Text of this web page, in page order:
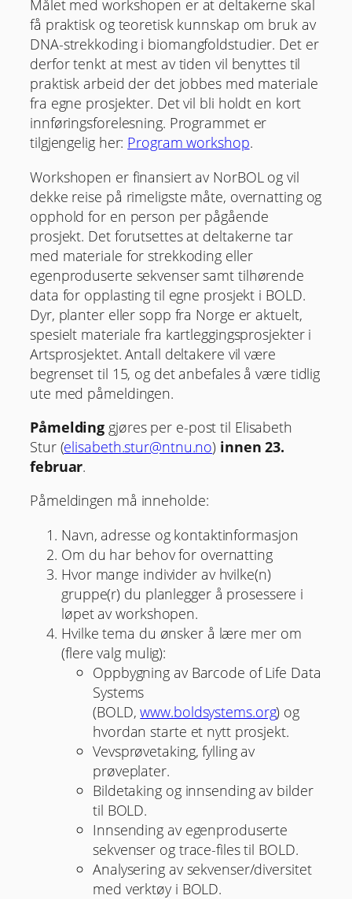
Målet med workshopen er at deltakerne skal
få praktisk og teoretisk kunnskap om bruk av
DNA-strekkoding i biomangfoldstudier. Det er
derfor tenkt at mest av tiden vil benyttes til
praktisk arbeid der det jobbes med materiale
fra egne prosjekter. Det vil bli holdt en kort
innføringsforelesning. Programmet er
tilgjengelig her: Program workshop.
Workshopen er finansiert av NorBOL og vil
dekke reise på rimeligste måte, overnatting og
opphold for en person per pågående
prosjekt. Det forutsettes at deltakerne tar
med materiale for strekkoding eller
egenproduserte sekvenser samt tilhørende
data for opplasting til egne prosjekt i BOLD.
Dyr, planter eller sopp fra Norge er aktuelt,
spesielt materiale fra kartleggingsprosjekter i
Artsprosjektet. Antall deltakere vil være
begrenset til 15, og det anbefales å være tidlig
ute med påmeldingen.
Påmelding gjøres per e-post til Elisabeth
Stur (elisabeth.stur@ntnu.no) innen 23.
februar.
Påmeldingen må inneholde:
Navn, adresse og kontaktinformasjon
Om du har behov for overnatting
Hvor mange individer av hvilke(n)
gruppe(r) du planlegger å prosessere i
løpet av workshopen.
Hvilke tema du ønsker å lære mer om
(flere valg mulig):
Oppbygning av Barcode of Life Data
Systems
(BOLD,www.boldsystems.org) og
hvordan starte et nytt prosjekt.
Vevsprøvetaking, fylling av
prøveplater.
Bildetaking og innsending av bilder
til BOLD.
Innsending av egenproduserte
sekvenser og trace-files til BOLD.
Analysering av sekvenser/diversitet
med verktøy i BOLD.